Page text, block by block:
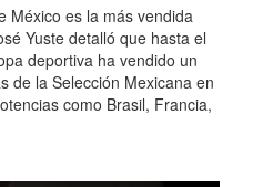
México es la más vendida
Yuste detalló que hasta el
deportiva ha vendido un
de la Selección Mexicana en
como Brasil, Francia,